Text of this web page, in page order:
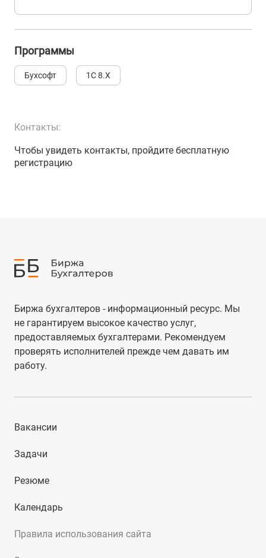
Программы
Бухсофт 1С 8.Х
Контакты:
Чтобы увидеть контакты, пройдите бесплатную
регистрацию
Биржа бухгалтеров - информационный ресурс. Мы
не гарантируем высокое качество услуг,
предоставляемых бухгалтерами. Рекомендуем
проверять исполнителей прежде чем давать им
работу.
Правила использования сайта
Вакансии
Задачи
Резюме
Календарь